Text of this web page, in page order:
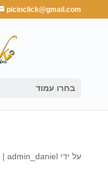
picinclick@gmail.com
בחרו עמוד
על ידי admin_daniel
|